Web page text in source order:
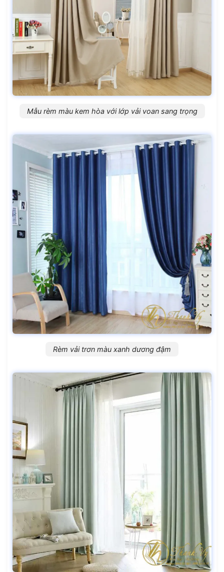
Mẫu rèm màu kem hòa với lớp vải voan sang trọng
Rèm vải trơn màu xanh dương đậm